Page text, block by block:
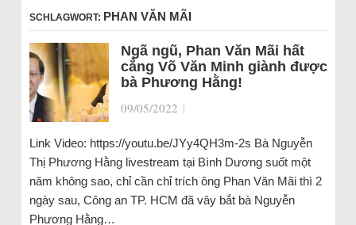
SCHLAGWORT: PHAN VĂN MÃI
Ngã ngũ, Phan Văn Mãi hất
cẳng Võ Văn Minh giành được
bà Phương Hằng!
09/05/2022 |
Link Video: https://youtu.be/JYy4QH3m-2s Bà Nguyễn
Thị Phương Hằng livestream tại Bình Dương suốt một
năm không sao, chỉ cần chỉ trích ông Phan Văn Mãi thì 2
ngày sau, Công an TP. HCM đã vây bắt bà Nguyễn
Phương Hằng…